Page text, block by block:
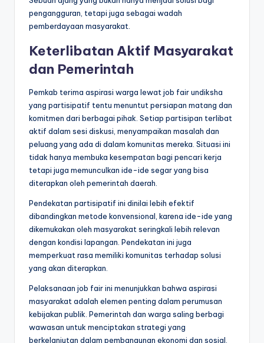
pengangguran, tetapi juga sebagai wadah
pemberdayaan masyarakat.
Keterlibatan Aktif Masyarakat
dan Pemerintah
Pemkab terima aspirasi warga lewat job fair undiksha
yang partisipatif tentu menuntut persiapan matang dan
komitmen dari berbagai pihak. Setiap partisipan terlibat
aktif dalam sesi diskusi, menyampaikan masalah dan
peluang yang ada di dalam komunitas mereka. Situasi ini
tidak hanya membuka kesempatan bagi pencari kerja
tetapi juga memunculkan ide-ide segar yang bisa
diterapkan oleh pemerintah daerah.
Pendekatan partisipatif ini dinilai lebih efektif
dibandingkan metode konvensional, karena ide-ide yang
dikemukakan oleh masyarakat seringkali lebih relevan
dengan kondisi lapangan. Pendekatan ini juga
memperkuat rasa memiliki komunitas terhadap solusi
yang akan diterapkan.
Pelaksanaan job fair ini menunjukkan bahwa aspirasi
masyarakat adalah elemen penting dalam perumusan
kebijakan publik. Pemerintah dan warga saling berbagi
wawasan untuk menciptakan strategi yang
berkelanjutan dalam pembangunan ekonomi dan sosial.